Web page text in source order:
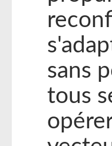
sans
tous